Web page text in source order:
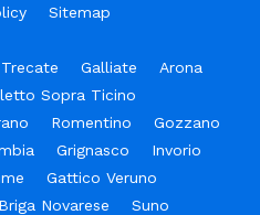
Sitemap
Trecate Galliate
Arona
Sopra Ticino
Romentino
Gozzano
Grignasco
Invorio
Gattico Veruno
Briga Novarese
Suno